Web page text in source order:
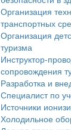
Организация
транспортных
Организация
туризма
Инструктор-
сопровождения
Разработка и
Специалист по
Источники
Холодильное